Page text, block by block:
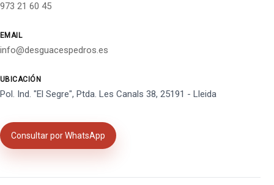
973 21 60 45
EMAIL
info@desguacespedros.es
UBICACIÓN
Pol. Ind. "El Segre", Ptda. Les Canals 38, 25191 - Lleida
Consultar por WhatsApp